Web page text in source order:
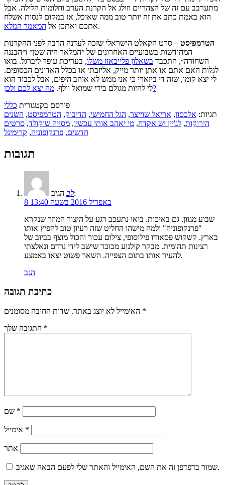
מתערבב עם זה של הצהריים וזולג אל הקרנת הערב וחלומות הלילה. אבל
הוא באמת כתב את זה יותר טוב ממה שאוכל, אז במקום לנסות אשלח
אתכם ואתכן אל המאמר המלא
.
הטרמפיסט – סרט הקאלט הישראלי שזכה לעדנה הרבה לפני ההקרנות
המחודשות בשבועיים האחרונים של ״המלאך היה שטן״ ו״הבננה
השחורה״, התכבד בשאלון פלייבאזז משלו, בעריכת עופר ליברגל. בואו
לגלות האם אתם או אתן יותר מייק, אליזבת׳ או בכלל האדונים הכסופים.
לי יצא קומו, שזה די ביזארי כי אני ממש לא אוהב היפים, אבל לכבוד הוא
לי להיות מגולם בידי שמואל וולף.מה יצא לכם ולכן?
פורסם בקטגורית כללי
תגיות: אלכסון, אריאל שוייצר, הגל החמישי, הדיבוק, הטרמפיסט, השנים
הירוקות, לג'יין יש אקדח, מי יאהב אותי עכשיו, מסייה שוקולד, סרטים
חדשים, פרנקופוניה, קרימינל
תגובות
לבהגיב:
8 באפריל 2016 בשעה 13:40
שבוע מגוון. גם באיכות. בואו נתעכב רגע על היצור המוזר שנקרא
"פרנקופוניה" ולמה מישהו החליט שזה רעיון טוב להפיץ אותו
בארץ. קשקוש פסאודו פילוסופי, צילום עכור והכול מוצף בביוב של
רצינות תהומית. מבקר קולנוע מכובד שישב לידי נרדם ונאלצתי
להעיר אותו בתום הצפייה. השאר פשוט יצאו באמצע.
הגב
כתיבת תגובה
האימייל לא יוצג באתר. *
*
*
*
אתר
שמור בדפדפן זה את השם, האימייל והאתר שלי לפעם הבאה שאגיב.